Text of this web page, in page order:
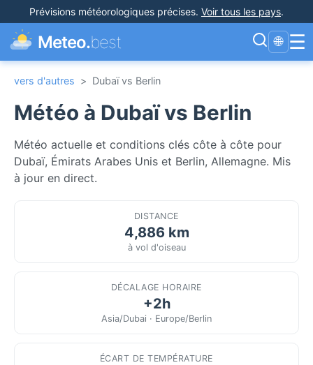
Prévisions météorologiques précises. Voir tous les pays.
Meteo.best 🌐 ☰
vers d'autres > Dubaï vs Berlin
Météo à Dubaï vs Berlin
Météo actuelle et conditions clés côte à côte pour
Dubaï, Émirats Arabes Unis et Berlin, Allemagne. Mis
à jour en direct.
DISTANCE
4,886 km
à vol d'oiseau
DÉCALAGE HORAIRE
+2h
Asia/Dubai · Europe/Berlin
ÉCART DE TEMPÉRATURE